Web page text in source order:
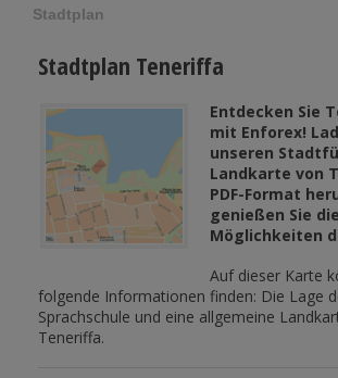
Stadtplan
Stadtplan Teneriffa
Entdecken Sie
mit Enforex!
unseren
Landkarte von
PDF-Format
genießen Sie
Möglichkeiten
Auf dieser Karte
folgende Informationen finden: Die Lage
Sprachschule und eine allgemeine
Teneriffa.